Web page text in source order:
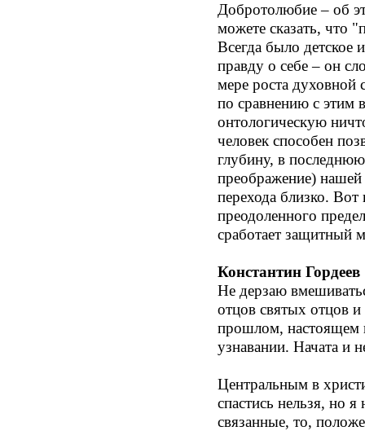
Добротолюбие – об
можете сказать, что
Всегда было детское
правду о себе – он
мере роста
по сравнению с этим
онтологическую
человек способен
глубину, в
преображение)
перехода близко.
преодоленного
сработает защитный
Константин Гордеев
Не дерзаю
отцов святых отцов
прошлом, настоящем
узнавании. Начата и
Центральным в
спастись нельзя, но
связанные, то,